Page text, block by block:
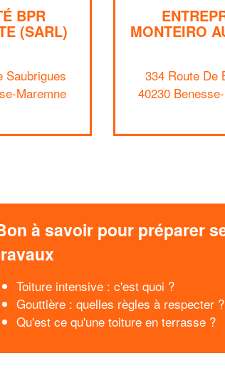
BPR
(SARL)
Saubrigues
Maremne
MONTEIRO
334 Route De
40230
à savoir pour préparer
Toiture intensive : c'est quoi ?
Gouttière : quelles règles à respecter ?
Qu'est ce qu'une toiture en terrasse ?
✕
nouveaux